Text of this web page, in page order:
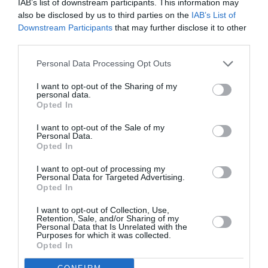
IAB’s list of downstream participants. This information may
also be disclosed by us to third parties on the IAB’s List of
Downstream Participants that may further disclose it to other
Personal Data Processing Opt Outs
I want to opt-out of the Sharing of my
personal data.
Opted In
I want to opt-out of the Sale of my
Personal Data.
Opted In
I want to opt-out of processing my
Personal Data for Targeted Advertising.
Opted In
I want to opt-out of Collection, Use,
Retention, Sale, and/or Sharing of my
Personal Data that Is Unrelated with the
Purposes for which it was collected.
Opted In
celor care aruncă mucuri de ţigări pe jos, cum este
Pollica, mică localitate din Cilento,
sancţiunea este de 500 de euro şi nu se aplică numai
pentru mucuri ci şi pentru aruncarea pe jos a oricărui
deşeu. La Firenze amenda este de 150 de euro, la
Parma se plătesc 300 de euro, dacă eşti prins în
flagrant delict. La Milano 450, la Lucca de la 30 la 150
Articolul anterior
Cea mai mare trufă (tartufo) din lume,
descoperită în Italia
Următorul articol
Dosarul „Diaspora”, Victor Ponta: „Dacă